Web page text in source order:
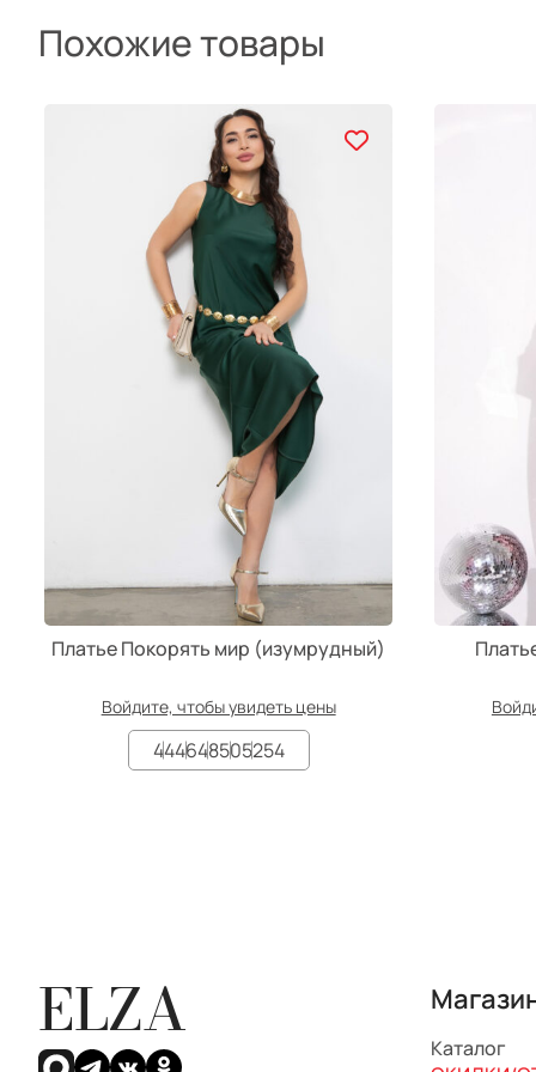
Похожие товары
Платье Покорять мир (изумрудный)
Войдите, чтобы увидеть цены
444648505254
ELZA
Каталог